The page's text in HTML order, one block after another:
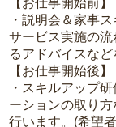
【お仕事開始前】
・説明会＆家事
サービス実施の
るアドバイスなど
【お仕事開始後】
・スキルアップ
ーションの取り
行います。(希望